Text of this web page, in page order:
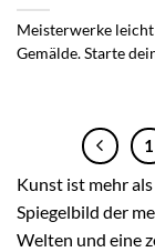
Meisterwerke
Gemälde. Starte
1
Kunst ist mehr
Spiegelbild der
Welten und eine